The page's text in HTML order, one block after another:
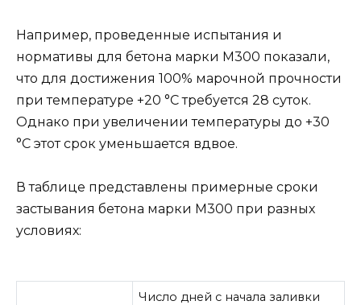
Например, проведенные испытания и
нормативы для бетона марки М300 показали,
что для достижения 100% марочной прочности
при температуре +20 °C требуется 28 суток.
Однако при увеличении температуры до +30
°C этот срок уменьшается вдвое.
В таблице представлены примерные сроки
застывания бетона марки М300 при разных
условиях:
Число дней с начала заливки